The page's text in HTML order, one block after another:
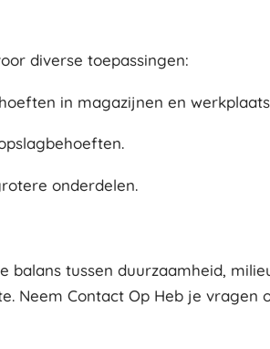
diverse toepassingen:
in magazijnen en
onderdelen.
tussen duurzaamheid,
Neem Contact Op Heb je